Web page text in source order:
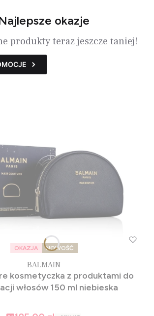
okazje
produkty teraz jeszcze taniej!
OKAZJA NOWOŚĆ
BALMAIN
kosmetyczka z produktami do
pielegnacji włosów 150 ml niebieska